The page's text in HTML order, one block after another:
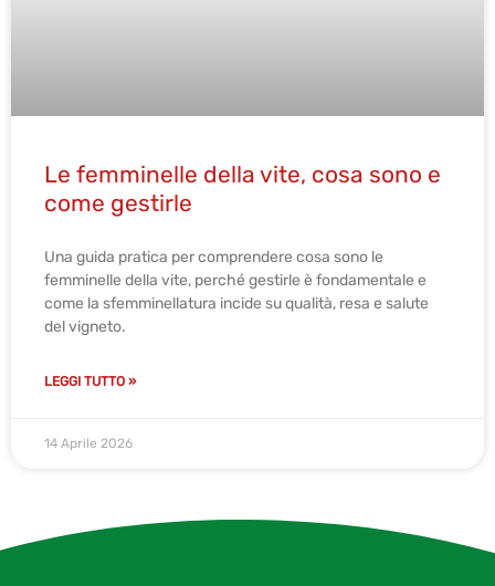
Le femminelle della vite, cosa sono e
come gestirle
Una guida pratica per comprendere cosa sono le
femminelle della vite, perché gestirle è fondamentale e
come la sfemminellatura incide su qualità, resa e salute
del vigneto.
LEGGI TUTTO »
14 Aprile 2026